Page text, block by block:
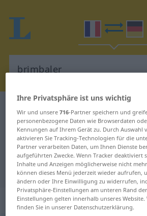
Französisch-Deutsch
für "brimbaler"
"brimbaler" Deutsch
„brimbaler“
Ihre Privatsphäre ist uns wichtig
Wir und unsere716-Partner speichern und
personenbezogene Daten wie Browserdaten
Kennungen auf Ihrem Gerät zu. Durch Auswahl
aktivieren Sie Tracking-Technologien für die
Partner verarbeiten Daten, um Ihnen Dienste
aufgeführten Zwecke. Wenn Tracker deaktiviert
Inhalte und Anzeigen möglicherweise nicht
können dieses Menü jederzeit wieder aufrufen,
ändern oder Ihre Einwilligung zu widerrufen,
Privatsphäre-Einstellungen am unteren Rand
Einstellungen gelten innerhalb unseres
finden Sie in unserer Datenschutzerklärung.